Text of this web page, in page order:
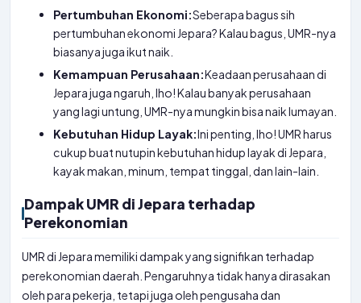
Pertumbuhan Ekonomi:Seberapa bagus sih
pertumbuhan ekonomi Jepara? Kalau bagus, UMR-nya
biasanya juga ikut naik.
Kemampuan Perusahaan:Keadaan perusahaan di
Jepara juga ngaruh, lho! Kalau banyak perusahaan
yang lagi untung, UMR-nya mungkin bisa naik lumayan.
Kebutuhan Hidup Layak:Ini penting, lho! UMR harus
cukup buat nutupin kebutuhan hidup layak di Jepara,
kayak makan, minum, tempat tinggal, dan lain-lain.
Dampak UMR di Jepara terhadap
Perekonomian
UMR di Jepara memiliki dampak yang signifikan terhadap
perekonomian daerah. Pengaruhnya tidak hanya dirasakan
oleh para pekerja, tetapi juga oleh pengusaha dan